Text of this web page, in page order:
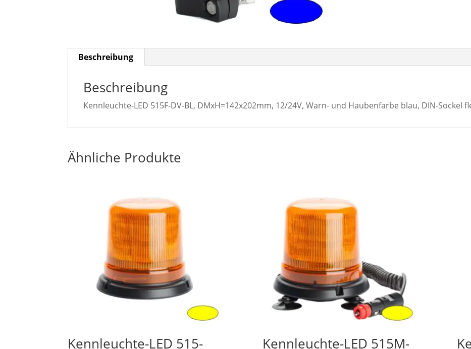
Beschreibung
Beschreibung
Kennleuchte-LED 515F-DV-BL, DMxH=142x202mm, 12/24V, Warn- und Haubenfarbe blau, DIN-Sockel
Ähnliche Produkte
Kennleuchte-LED 515- Kennleuchte-LED 515M-